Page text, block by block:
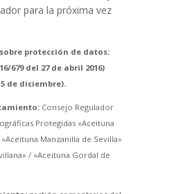
para la próxima vez
protección de datos:
679 del 27 de abril 2016)
5 de diciembre).
Consejo Regulador
Protegidas «Aceituna
Manzanilla de Sevilla»
/ «Aceituna Gordal de